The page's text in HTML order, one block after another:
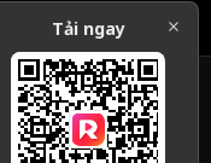
Tải ngay